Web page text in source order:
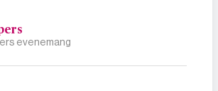
evenemang